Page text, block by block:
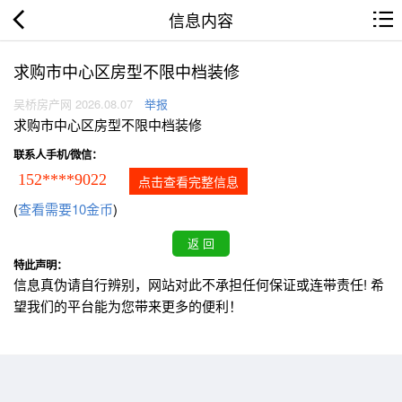
信息内容
求购市中心区房型不限中档装修
吴桥房产网 2026.08.07 举报
求购市中心区房型不限中档装修
联系人手机/微信：
152****9022 点击查看完整信息
(查看需要10金币)
特此声明：
信息真伪请自行辨别，网站对此不承担任何保证或连带责任! 希
望我们的平台能为您带来更多的便利！